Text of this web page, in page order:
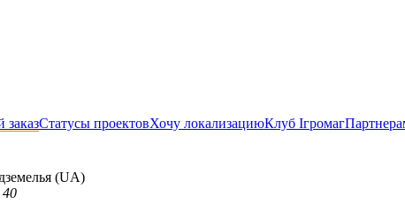
заказСтатусы проектовХочу локализациюКлуб Ігромаг
(UA)
40